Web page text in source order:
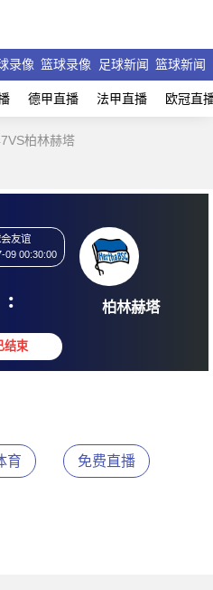
录像 篮球录像 足球新闻 篮球新闻
德甲直播 法甲直播 欧冠直
柏林赫塔
2026-07-09 00:30:00
: 柏林
育 免费直播